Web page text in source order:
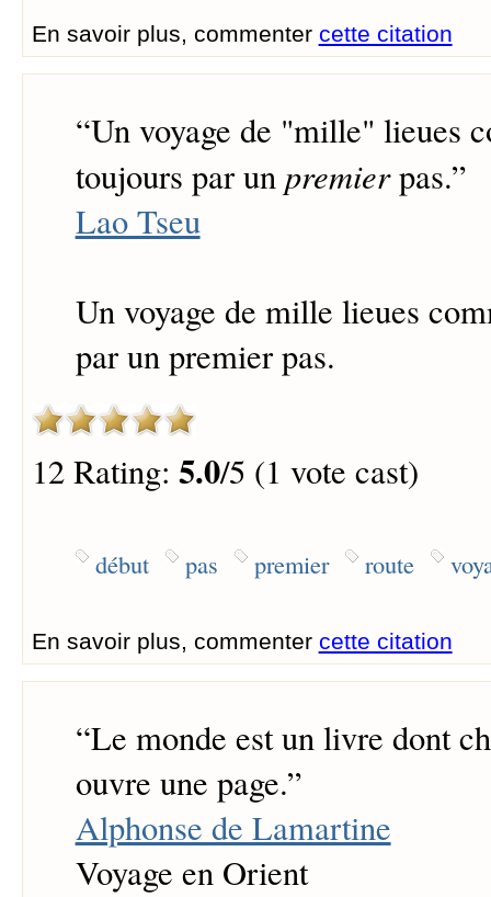
En savoir plus, commenter cette citation
“Un voyage de "mille" lieues
toujours par unpremierpas.”
Lao Tseu
Un voyage de mille lieues
par un premier pas.
12 Rating: 5.0/5 (1 vote cast)
début pas premier route
En savoir plus, commenter cette citation
“Le monde est un livre dont
ouvre une page.”
Alphonse de Lamartine
Voyage en Orient